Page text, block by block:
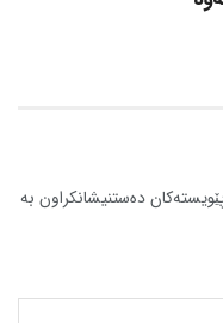
دەستنیشانکراون بە